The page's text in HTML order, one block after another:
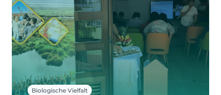
Biologische Vielfalt